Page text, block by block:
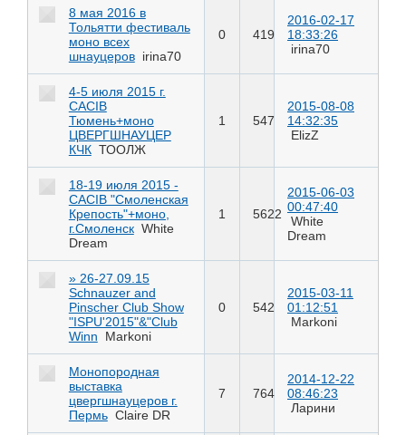
8 мая 2016 в
Тольятти фестиваль
моно всех
шнауцеров irina70
0 419
2016-02-17
18:33:26
irina70
4-5 июля 2015 г.
CACIB
Тюмень+моно
ЦВЕРГШНАУЦЕР
КЧК ТООЛЖ
1 547
2015-08-08
14:32:35
ElizZ
18-19 июля 2015 -
CACIB "Смоленская
Крепость"+моно,
г.Смоленск White
Dream
1 5622
2015-06-03
00:47:40
White
Dream
» 26-27.09.15
Schnauzer and
Pinscher Club Show
"ISPU'2015"&"Club
Winn
Markoni
0 542
2015-03-11
01:12:51
Markoni
Монопородная
выставка
цвергшнауцеров г.
Пермь Claire DR
7 764
2014-12-22
08:46:23
Ларини